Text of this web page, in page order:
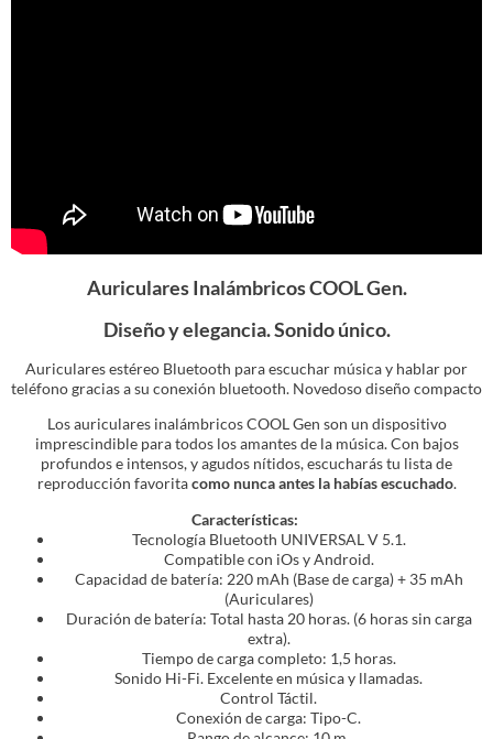
Auriculares Inalámbricos COOL Gen.
Diseño y elegancia. Sonido único.
Auriculares estéreo Bluetooth para escuchar música y hablar por
teléfono gracias a su conexión bluetooth. Novedoso diseño compacto
Los auriculares inalámbricos COOL Gen son un dispositivo
imprescindible para todos los amantes de la música. Con bajos
profundos e intensos, y agudos nítidos, escucharás tu lista de
reproducción favoritacomo nunca antes la habías escuchado.
Características:
Tecnología Bluetooth UNIVERSAL V 5.1.
Compatible con iOs y Android.
Capacidad de batería: 220 mAh (Base de carga) + 35 mAh
(Auriculares)
Duración de batería: Total hasta 20 horas. (6 horas sin carga
extra).
Tiempo de carga completo: 1,5 horas.
Sonido Hi-Fi. Excelente en música y llamadas.
Control Táctil.
Conexión de carga: Tipo-C.